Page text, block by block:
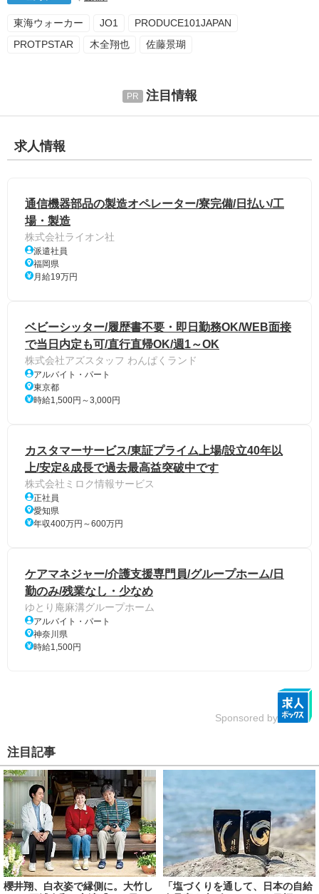
東海ウォーカー JO1
PRODUCE101JAPAN
PROTPSTAR
木全翔也 佐藤景瑚
注目情報
求人情報
通信機器部品の製造オペレーター/寮完備/日払い/工
場・製造
株式会社ライオン社
派遣社員
福岡県
月給19万円
ベビーシッター/履歴書不要・即日勤務OK/WEB面接
で当日内定も可/直行直帰OK/週1～OK
株式会社アズスタッフ わんぱくランド
アルバイト・パート
東京都
時給1,500円～3,000円
カスタマーサービス/東証プライム上場/設立40年以
上/安定&成長で過去最高益突破中です
株式会社ミロク情報サービス
正社員
愛知県
年収400万円～600万円
ケアマネジャー/介護支援専門員/グループホーム/日
勤のみ/残業なし・少なめ
ゆとり庵麻溝グループホーム
アルバイト・パート
神奈川県
時給1,500円
Sponsored by
注目記事
櫻井翔、白衣姿で縁側に。大竹し
「塩づくりを通して、日本の自給